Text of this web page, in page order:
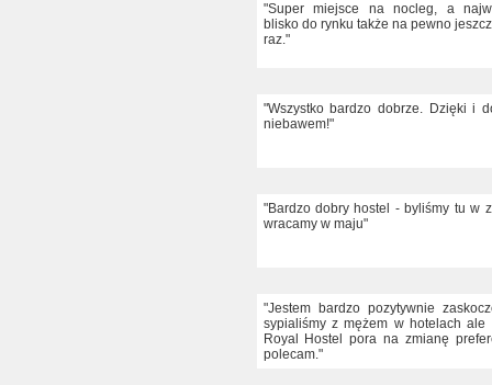
"Super miejsce na nocleg, a
blisko do rynku także na pewno
raz."
"Wszystko bardzo dobrze. Dzięki i
niebawem!"
"Bardzo dobry hostel - byliśmy tu w
wracamy w maju"
"Jestem bardzo pozytywnie
sypialiśmy z mężem w hotelach
Royal Hostel pora na zmianę
polecam."